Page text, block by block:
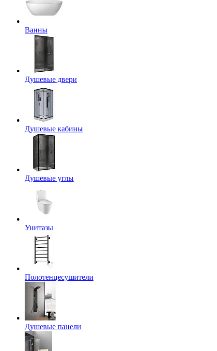
Ванны
Душевые двери
Душевые кабины
Душевые углы
Унитазы
Полотенцесушители
Душевые панели